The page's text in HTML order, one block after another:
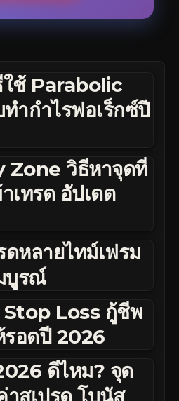
ใช้ Parabolic
ำกำไรฟอเร็กซ์ปี
Zone วิธีหาจุดที่
เทรด อัปเดต
ดหลายไทม์เฟรม
บูรณ์
Stop Loss กู้ชีพ
อดปี 2026
ดีไหม? จุด
สเปรด โบนัส